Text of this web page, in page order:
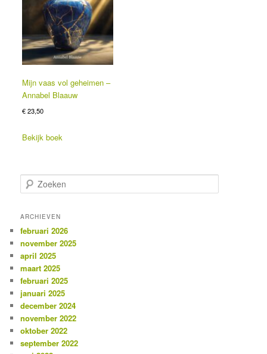
Mijn vaas vol geheimen –
Annabel Blaauw
€23,50
Bekijk boek
o
k
n
ARCHIEVEN
februari 2026
november 2025
april 2025
maart 2025
februari 2025
januari 2025
december 2024
november 2022
oktober 2022
september 2022